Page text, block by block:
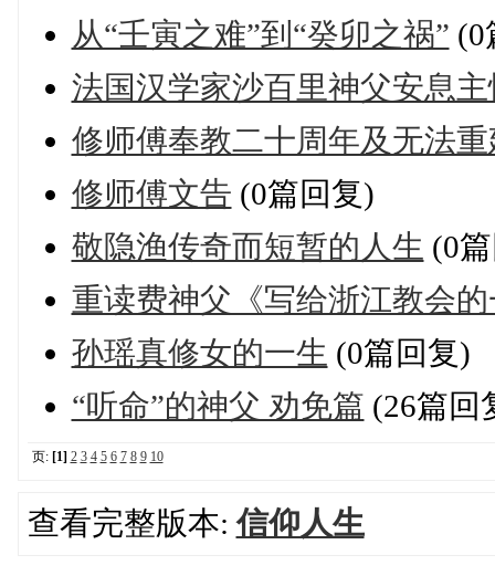
从“壬寅之难”到“癸卯之祸” (0
法国汉学家沙百里神父安息主
修师傅奉教二十周年及无法
修师傅文告 (0篇回复)
敬隐渔传奇而短暂的人生 (0
重读费神父《写给浙江教会
孙瑶真修女的一生 (0篇回复)
“听命”的神父 劝免篇 (26篇回
页: [1] 2 3 4 5 6 7 8 9 10
查看完整版本:信仰人生